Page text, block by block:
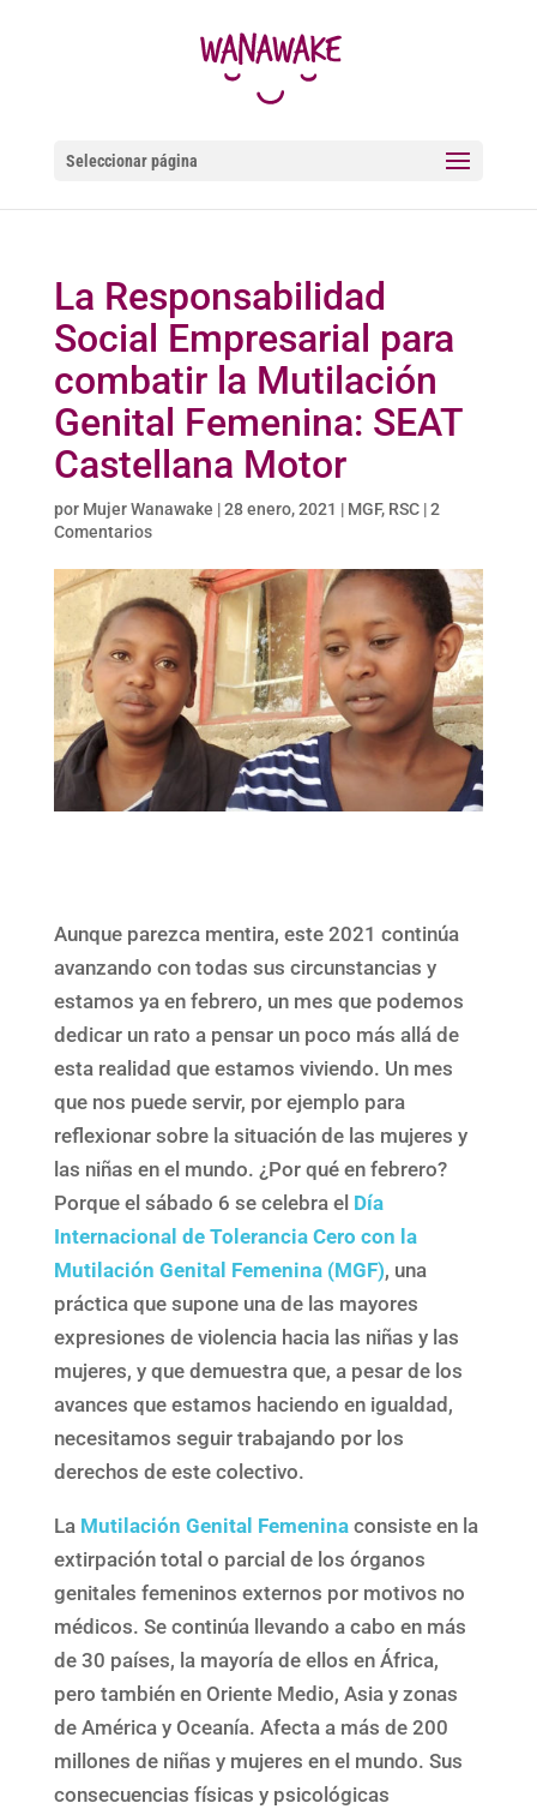
Seleccionar página
La Responsabilidad
Social Empresarial para
combatir la Mutilación
Genital Femenina: SEAT
Castellana Motor
por Mujer Wanawake |28 enero, 2021 | MGF, RSC|2
Comentarios
Aunque parezca mentira, este 2021 continúa
avanzando con todas sus circunstancias y
estamos ya en febrero, un mes que podemos
dedicar un rato a pensar un poco más allá de
esta realidad que estamos viviendo. Un mes
que nos puede servir, por ejemplo para
reflexionar sobre la situación de las mujeres y
las niñas en el mundo. ¿Por qué en febrero?
Porque el sábado 6 se celebra el Día
Internacional de Tolerancia Cero con la
Mutilación Genital Femenina (MGF), una
práctica que supone una de las mayores
expresiones de violencia hacia las niñas y las
mujeres, y que demuestra que, a pesar de los
avances que estamos haciendo en igualdad,
necesitamos seguir trabajando por los
derechos de este colectivo.
La Mutilación Genital Femeninaconsiste en la
extirpación total o parcial de los órganos
genitales femeninos externos por motivos no
médicos. Se continúa llevando a cabo en más
de 30 países, la mayoría de ellos en África,
pero también en Oriente Medio, Asia y zonas
de América y Oceanía. Afecta a más de 200
millones de niñas y mujeres en el mundo. Sus
consecuencias físicas y psicológicas